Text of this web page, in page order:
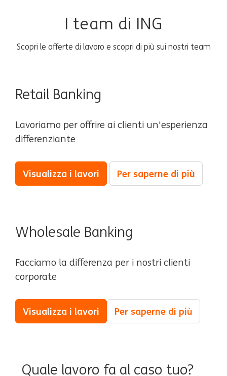
I team di ING
Scopri le offerte di lavoro e scopri di più sui nostri team
Retail Banking
Lavoriamo per offrire ai clienti un'esperienza
differenziante
Visualizza i lavori Per saperne di più
Wholesale Banking
Facciamo la differenza per i nostri clienti
corporate
Visualizza i lavori Per saperne di più
Quale lavoro fa al caso tuo?